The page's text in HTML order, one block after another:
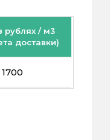
рублях / м3
доставки)
1700